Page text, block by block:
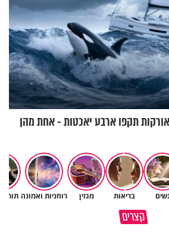
תקפו ארבע יאכטות - אחת מהן
בריאות מגזין רוחניות ואמונה תורה
קצרים
על
איך לשלוט בסיטואציה בצורה